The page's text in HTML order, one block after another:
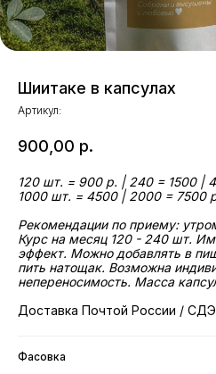
Шиитаке в капсулах
Артикул:
900,00 р.
120 шт. = 900 р. | 240 = 1500 |
1000 шт. = 4500 | 2000 = 7500
Рекомендации по приему:
Курс на месяц 120 - 240 шт.
эффект. Можно добавлять в
пить натощак. Возможна
непереносимость. Масса
Доставка Почтой России /
Фасовка